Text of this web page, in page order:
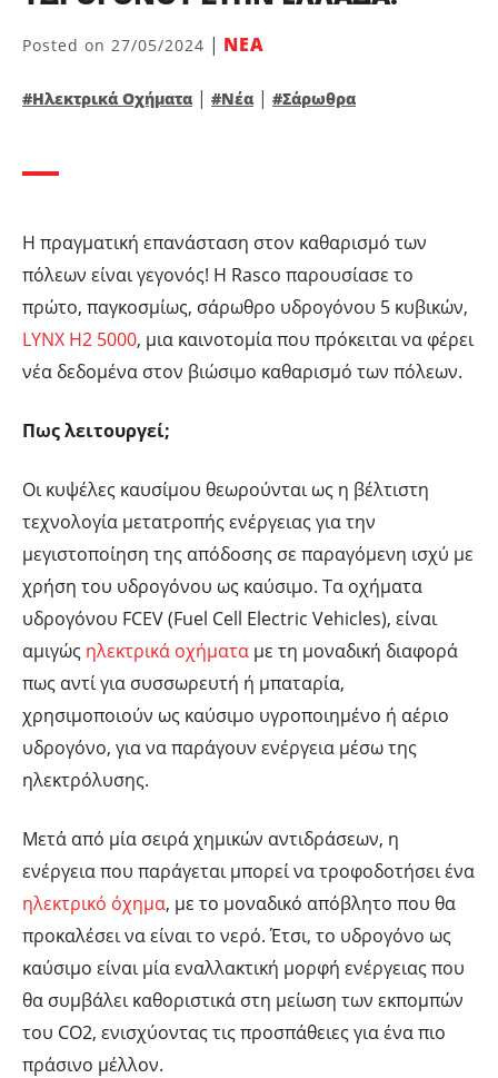
Posted on 27/05/2024 | ΝΕΑ
#Ηλεκτρικά Οχήματα | #Νέα | #Σάρωθρα
Η πραγματική επανάσταση στον καθαρισμό των
πόλεων είναι γεγονός! Η Rasco παρουσίασε το
πρώτο, παγκοσμίως, σάρωθρο υδρογόνου 5 κυβικών,
LYNX H2 5000, μια καινοτομία που πρόκειται να φέρει
νέα δεδομένα στον βιώσιμο καθαρισμό των πόλεων.
Πως λειτουργεί;
Οι κυψέλες καυσίμου θεωρούνται ως η βέλτιστη
τεχνολογία μετατροπής ενέργειας για την
μεγιστοποίηση της απόδοσης σε παραγόμενη ισχύ με
χρήση του υδρογόνου ως καύσιμο. Τα οχήματα
υδρογόνου FCEV (Fuel Cell Electric Vehicles), είναι
αμιγώς ηλεκτρικά οχήματα με τη μοναδική διαφορά
πως αντί για συσσωρευτή ή μπαταρία,
χρησιμοποιούν ως καύσιμο υγροποιημένο ή αέριο
υδρογόνο, για να παράγουν ενέργεια μέσω της
ηλεκτρόλυσης.
Μετά από μία σειρά χημικών αντιδράσεων, η
ενέργεια που παράγεται μπορεί να τροφοδοτήσει ένα
ηλεκτρικό όχημα, με το μοναδικό απόβλητο που θα
προκαλέσει να είναι το νερό. Έτσι, το υδρογόνο ως
καύσιμο είναι μία εναλλακτική μορφή ενέργειας που
θα συμβάλει καθοριστικά στη μείωση των εκπομπών
του CO2, ενισχύοντας τις προσπάθειες για ένα πιο
πράσινο μέλλον.